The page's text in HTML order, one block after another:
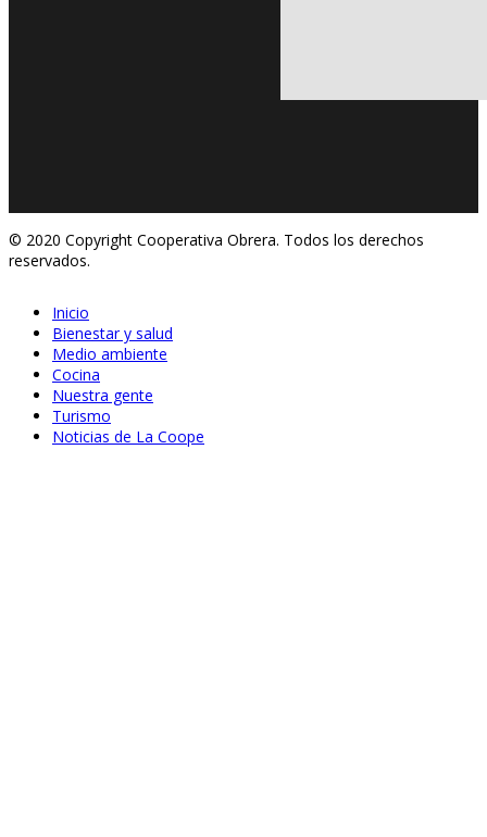
© 2020 Copyright Cooperativa Obrera. Todos los derechos
reservados.
Inicio
Bienestar y salud
Medio ambiente
Cocina
Nuestra gente
Turismo
Noticias de La Coope